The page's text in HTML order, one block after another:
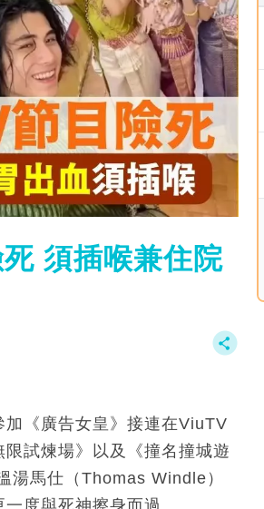
須插喉兼住院
《廣告女皇》接連在ViuTV
試煉場》以及《撞名撞城遊
湯馬仕（Thomas Windle）
一度與死神擦身而過……